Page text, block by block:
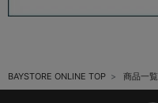
BAYSTORE ONLINE TOP 商品一覧